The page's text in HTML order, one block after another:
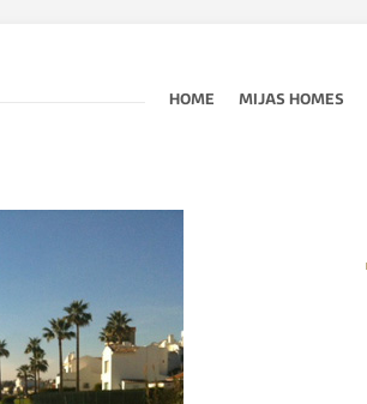
HOME MIJAS HOMES